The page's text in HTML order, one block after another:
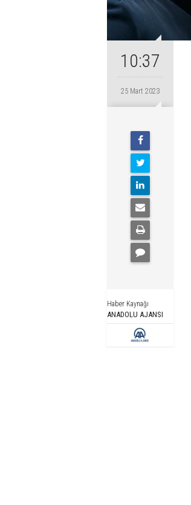
10:37
25 Mart 2023
Haber Kaynağı
ANADOLU AJANSI